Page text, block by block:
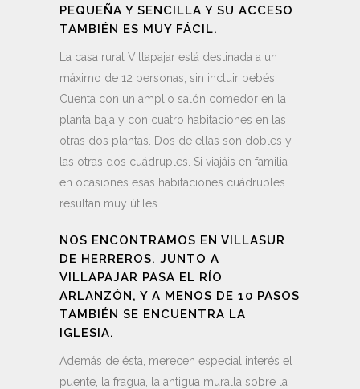
PEQUEÑA Y SENCILLA Y SU ACCESO
TAMBIÉN ES MUY FÁCIL.
La casa rural Villapajar está destinada a un
máximo de 12 personas, sin incluir bebés.
Cuenta con un amplio salón comedor en la
planta baja y con cuatro habitaciones en las
otras dos plantas. Dos de ellas son dobles y
las otras dos cuádruples. Si viajáis en familia
en ocasiones esas habitaciones cuádruples
resultan muy útiles.
NOS ENCONTRAMOS EN VILLASUR
DE HERREROS. JUNTO A
VILLAPAJAR PASA EL RÍO
ARLANZÓN, Y A MENOS DE 10 PASOS
TAMBIÉN SE ENCUENTRA LA
IGLESIA.
Además de ésta, merecen especial interés el
puente, la fragua, la antigua muralla sobre la